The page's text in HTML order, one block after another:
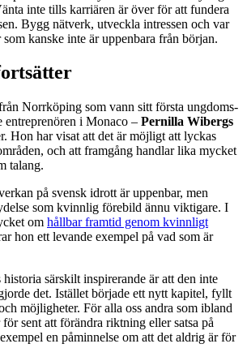
inte tills karriären är över för att fundera
Bygg nätverk, utveckla intressen och var
kanske inte är uppenbara från början.
Norrköping som vann sitt första ungdoms-
entreprenören i Monaco – Pernilla Wibergs
Hon har visat att det är möjligt att lyckas
och att framgång handlar lika mycket
talang.
på svensk idrott är uppenbar, men
som kvinnlig förebild ännu viktigare. I
om hållbar framtid genom kvinnligt
hon ett levande exempel på vad som är
särskilt inspirerande är att den inte
det. Istället började ett nytt kapitel, fyllt
möjligheter. För alla oss andra som ibland
sent att förändra riktning eller satsa på
en påminnelse om att det aldrig är för